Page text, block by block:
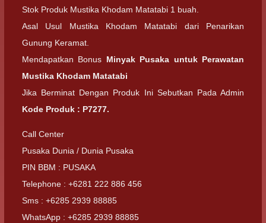
Stok Produk Mustika Khodam Matatabi 1 buah.
Asal Usul Mustika Khodam Matatabi dari Penarikan
Gunung Keramat.
Mendapatkan Bonus Minyak Pusaka untuk Perawatan
Mustika Khodam Matatabi
Jika Berminat Dengan Produk Ini Sebutkan Pada Admin
Kode Produk : P7277.
Call Center
Pusaka Dunia / Dunia Pusaka
PIN BBM : PUSAKA
Telephone : +6281 222 886 456
Sms : +6285 2939 88885
WhatsApp : +6285 2939 88885